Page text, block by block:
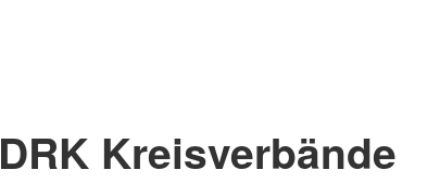
DRK Kreisverbände